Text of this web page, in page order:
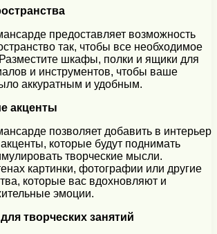
предоставляет возможность
так, чтобы все необходимое
шкафы, полки и ящики для
и инструментов, чтобы ваше
аккуратным и удобным.
акценты
позволяет добавить в интерьер
которые будут поднимать
творческие мысли.
картинки, фотографии или другие
которые вас вдохновляют и
эмоции.
творческих занятий